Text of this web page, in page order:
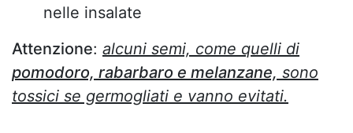
nelle insalate
Attenzione: alcuni semi, come quelli di
pomodoro, rabarbaro e melanzane, sono
tossici se germogliati e vanno evitati.